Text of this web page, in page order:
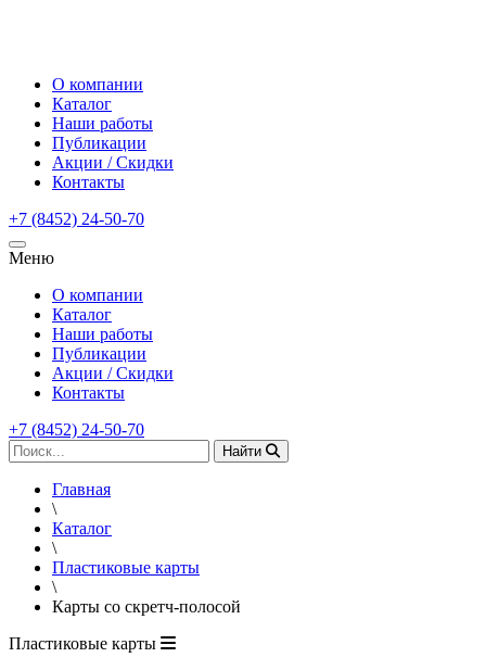
О компании
Каталог
Наши работы
Публикации
Акции / Скидки
Контакты
+7 (8452) 24-50-70
Меню
О компании
Каталог
Наши работы
Публикации
Акции / Скидки
Контакты
+7 (8452) 24-50-70
Найти
Главная
\
Каталог
\
Пластиковые карты
\
Карты со скретч-полосой
Пластиковые карты